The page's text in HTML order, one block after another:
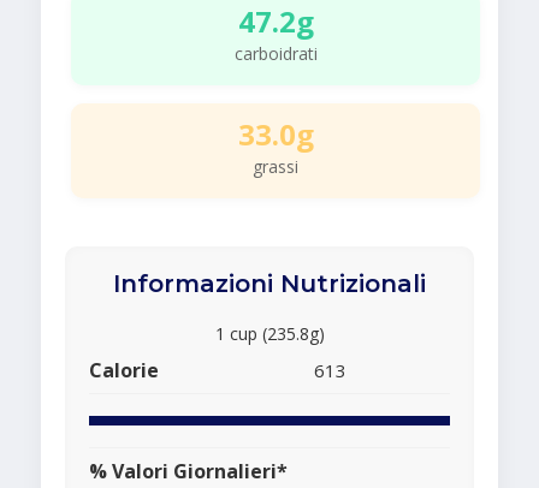
47.2g
carboidrati
33.0g
grassi
Informazioni Nutrizionali
1 cup (235.8g)
Calorie 613
% Valori Giornalieri*